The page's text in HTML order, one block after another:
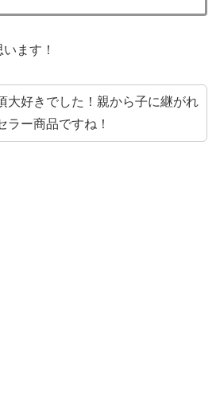
ます！
大好きでした！親から子に継がれ
ラー商品ですね！